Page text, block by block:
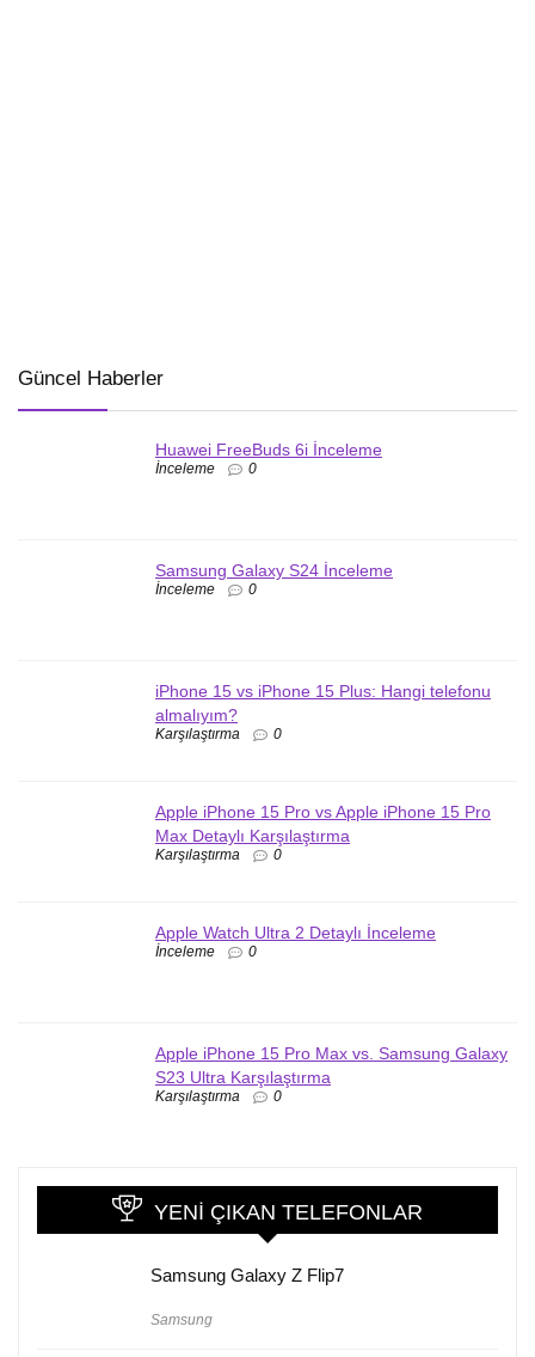
Güncel Haberler
Huawei FreeBuds 6i İnceleme
İnceleme 0
Samsung Galaxy S24 İnceleme
İnceleme 0
iPhone 15 vs iPhone 15 Plus: Hangi telefonu
almalıyım?
Karşılaştırma 0
Apple iPhone 15 Pro vs Apple iPhone 15 Pro
Max Detaylı Karşılaştırma
Karşılaştırma 0
Apple Watch Ultra 2 Detaylı İnceleme
İnceleme 0
Apple iPhone 15 Pro Max vs. Samsung Galaxy
S23 Ultra Karşılaştırma
Karşılaştırma 0
YENI ÇIKAN TELEFONLAR
Samsung Galaxy Z Flip7
Samsung